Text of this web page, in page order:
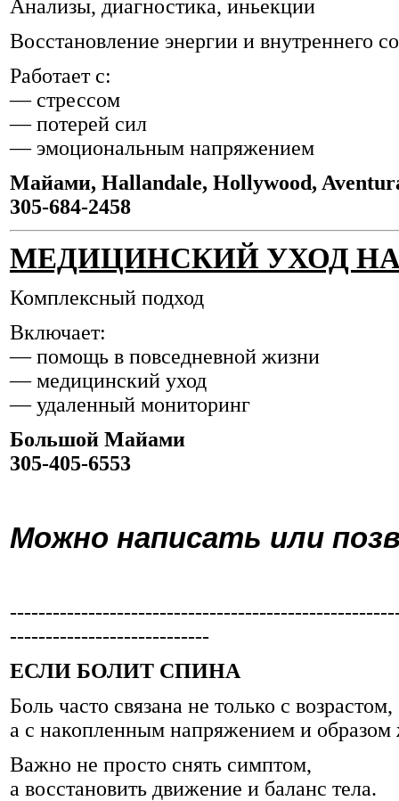
Анализы, диагностика, иньекции
Восстановление энергии и внутреннего
Работает с:
— стрессом
— потерей сил
— эмоциональным напряжением
Майами, Hallandale, Hollywood,
305-684-2458
МЕДИЦИНСКИЙ УХОД
Комплексный подход
Включает:
— помощь в повседневной жизни
— медицинский уход
— удаленный мониторинг
Большой Майами
305-405-6553
Можно написать или
----------------------------
ЕСЛИ БОЛИТ СПИНА
Боль часто связана не только с возрастом,
а с накопленным напряжением и образом
Важно не просто снять симптом,
а восстановить движение и баланс тела.